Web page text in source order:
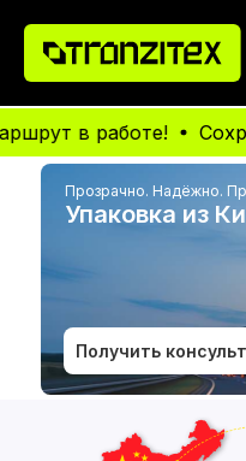
в работе!
Получить
Прозрачно. Надёжно.
Упаковка из